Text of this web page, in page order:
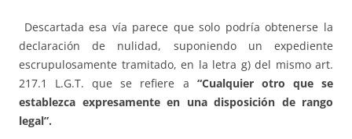
Descartada esa vía parece que solo podría obtenerse la
declaración de nulidad, suponiendo un expediente
escrupulosamente tramitado, en la letra g) del mismo art.
217.1 L.G.T. que se refiere a “Cualquier otro que se
establezca expresamente en una disposición de rango
legal”.